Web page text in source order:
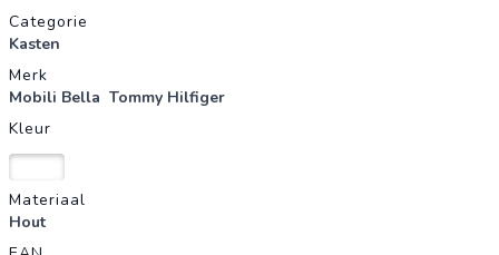
Productgegevens
Categorie
Kasten
Merk
Mobili Bella Tommy Hilfiger
Kleur
Materiaal
Hout